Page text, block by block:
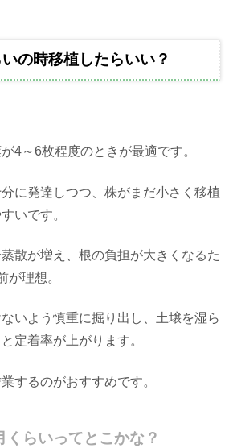
の時移植したらいい？
4～6枚程度のときが最適です。
に発達しつつ、株がまだ小さく移植
いです。
散が増え、根の負担が大きくなるた
が理想。
いよう慎重に掘り出し、土壌を湿ら
定着率が上がります。
するのがおすすめです。
くらいってとこかな？